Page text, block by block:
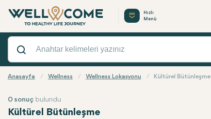
Hızlı
Menü
Anasayfa Wellness Wellness Lokasyonu Kültürel Bütünleşme
Kültürel Bütünleşme
0 sonuç bulundu